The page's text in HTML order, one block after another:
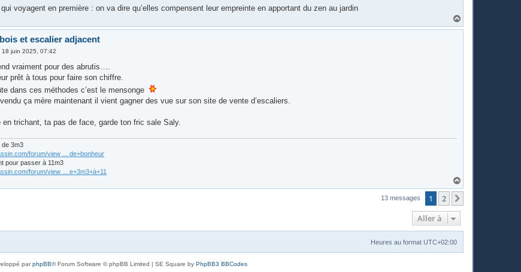
voyagent en première : on va dire qu’elles compensent leur empreinte en apportant du zen au jardin
a
et escalier adjacent
18 juin 2025, 07:42
vraiment pour des abrutis….
prêt à tous pour faire son chiffre.
dans ces méthodes c’est le mensonge
ça mère maintenant il vient gagner des vue sur son site de vente d’escaliers.
en trichant, ta pas de face, garde ton fric sale Saly.
de 3m3
forum/view ... de+bonheur
pour passer à 11m3
forum/view ... e+3m3+à+11
a
t
13 messages 1 2
Aller à
Heures au format UTC+02:00
parphpBB® Forum Software © phpBB Limited | SE Square by PhpBB3 BBCodes